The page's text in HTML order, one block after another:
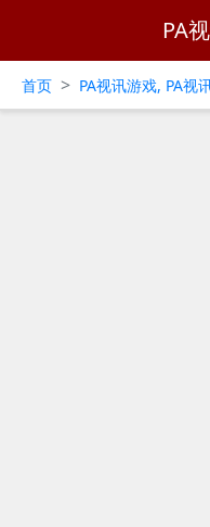
PA
首页 > PA视讯游戏, PA视